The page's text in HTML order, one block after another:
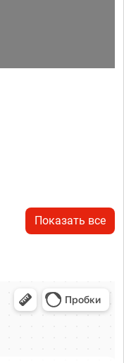
Показать все